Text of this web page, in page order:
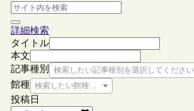
詳細検索
タイトル
本文
記事種別
検索したい記事種別を選択してください
館種 検索したい館種を選択してください
投稿日